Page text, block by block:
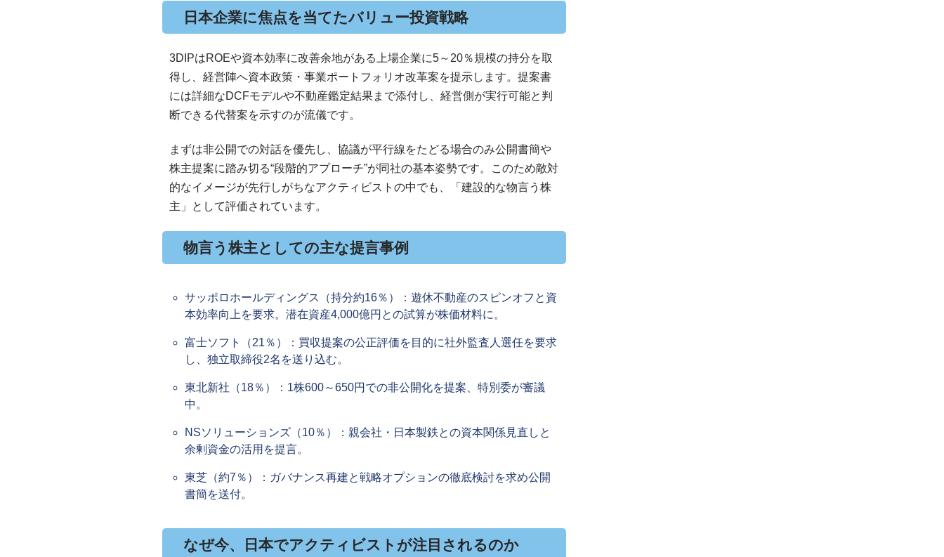
日本企業に焦点を当てたバリュー投資戦略
3DIPはROEや資本効率に改善余地がある上場企業に5～20％規模の持分を取
得し、経営陣へ資本政策・事業ポートフォリオ改革案を提示します。提案書
には詳細なDCFモデルや不動産鑑定結果まで添付し、経営側が実行可能と判
断できる代替案を示すのが流儀です。
まずは非公開での対話を優先し、協議が平行線をたどる場合のみ公開書簡や
株主提案に踏み切る“段階的アプローチ”が同社の基本姿勢です。このため敵対
的なイメージが先行しがちなアクティビストの中でも、「建設的な物言う株
主」として評価されています。
物言う株主としての主な提言事例
サッポロホールディングス（持分約16％）：遊休不動産のスピンオフと資
本効率向上を要求。潜在資産4,000億円との試算が株価材料に。
富士ソフト（21％）：買収提案の公正評価を目的に社外監査人選任を要求
し、独立取締役2名を送り込む。
東北新社（18％）：1株600～650円での非公開化を提案、特別委が審議
中。
NSソリューションズ（10％）：親会社・日本製鉄との資本関係見直しと
余剰資金の活用を提言。
東芝（約7％）：ガバナンス再建と戦略オプションの徹底検討を求め公開
書簡を送付。
なぜ今、日本でアクティビストが注目されるのか